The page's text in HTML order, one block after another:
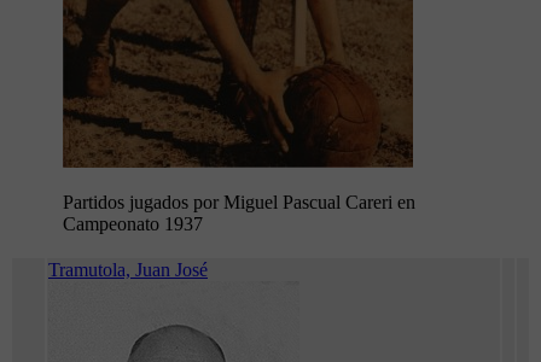
Partidos jugados por Miguel Pascual Careri en
Campeonato 1937
Tramutola, Juan José